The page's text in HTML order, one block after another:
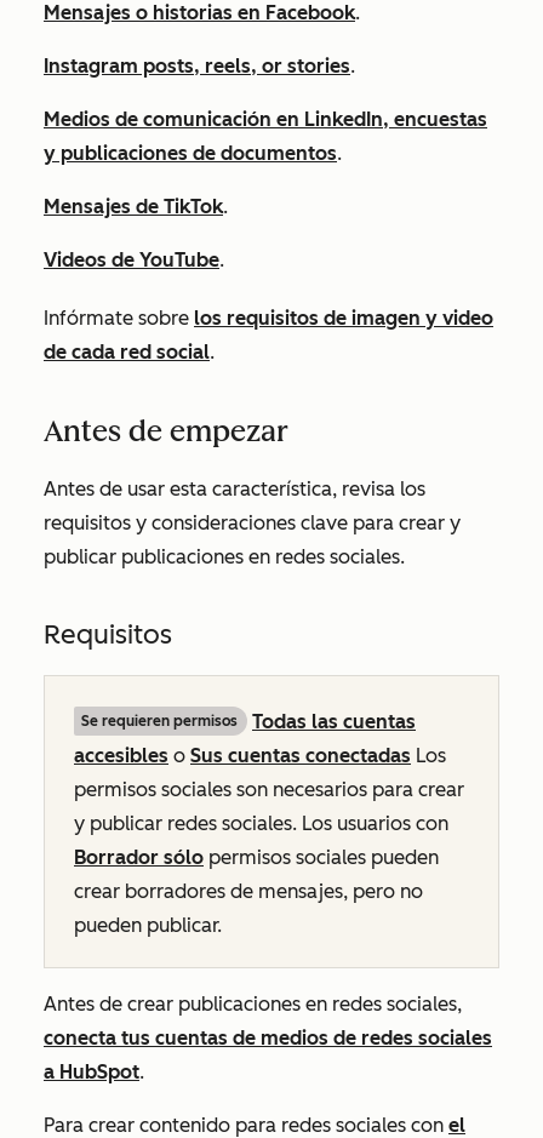
Mensajes o historias en Facebook.
Instagram posts, reels, or stories.
Medios de comunicación en LinkedIn, encuestas
y publicaciones de documentos.
Mensajes de TikTok.
Videos de YouTube.
Infórmate sobre los requisitos de imagen y video
de cada red social.
Antes de empezar
Antes de usar esta característica, revisa los
requisitos y consideraciones clave para crear y
publicar publicaciones en redes sociales.
Requisitos
Se requieren permisos
Todas las cuentas
accesibles o Sus cuentas conectadas Los
permisos sociales son necesarios para crear
y publicar redes sociales. Los usuarios con
Borrador sólo permisos sociales pueden
crear borradores de mensajes, pero no
pueden publicar.
Antes de crear publicaciones en redes sociales,
conecta tus cuentas de medios de redes sociales
a HubSpot.
Para crear contenido para redes sociales con el